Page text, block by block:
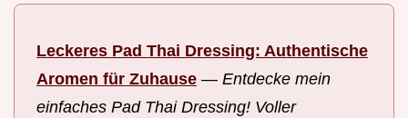
Leckeres Pad Thai Dressing: Authentische
Aromen für Zuhause — Entdecke mein
einfaches Pad Thai Dressing! Voller